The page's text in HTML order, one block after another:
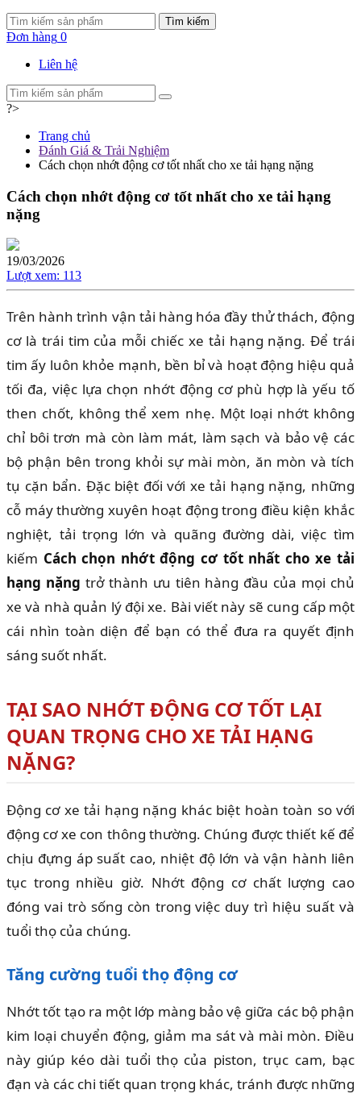
Tìm kiếm
Đơn hàng 0
Liên hệ
?>
Trang chủ
Đánh Giá & Trải Nghiệm
Cách chọn nhớt động cơ tốt nhất cho xe tải hạng nặng
Cách chọn nhớt động cơ tốt nhất cho xe tải hạng
nặng
19/03/2026
Lượt xem: 113
Trên hành trình vận tải hàng hóa đầy thử thách, động
cơ là trái tim của mỗi chiếc xe tải hạng nặng. Để trái
tim ấy luôn khỏe mạnh, bền bỉ và hoạt động hiệu quả
tối đa, việc lựa chọn nhớt động cơ phù hợp là yếu tố
then chốt, không thể xem nhẹ. Một loại nhớt không
chỉ bôi trơn mà còn làm mát, làm sạch và bảo vệ các
bộ phận bên trong khỏi sự mài mòn, ăn mòn và tích
tụ cặn bẩn. Đặc biệt đối với xe tải hạng nặng, những
cỗ máy thường xuyên hoạt động trong điều kiện khắc
nghiệt, tải trọng lớn và quãng đường dài, việc tìm
kiếm Cách chọn nhớt động cơ tốt nhất cho xe tải
hạng nặng trở thành ưu tiên hàng đầu của mọi chủ
xe và nhà quản lý đội xe. Bài viết này sẽ cung cấp một
cái nhìn toàn diện để bạn có thể đưa ra quyết định
sáng suốt nhất.
TẠI SAO NHỚT ĐỘNG CƠ TỐT LẠI
QUAN TRỌNG CHO XE TẢI HẠNG
NẶNG?
Động cơ xe tải hạng nặng khác biệt hoàn toàn so với
động cơ xe con thông thường. Chúng được thiết kế để
chịu đựng áp suất cao, nhiệt độ lớn và vận hành liên
tục trong nhiều giờ. Nhớt động cơ chất lượng cao
đóng vai trò sống còn trong việc duy trì hiệu suất và
tuổi thọ của chúng.
Tăng cường tuổi thọ động cơ
Nhớt tốt tạo ra một lớp màng bảo vệ giữa các bộ phận
kim loại chuyển động, giảm ma sát và mài mòn. Điều
này giúp kéo dài tuổi thọ của piston, trục cam, bạc
đạn và các chi tiết quan trọng khác, tránh được những